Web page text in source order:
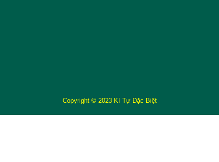
Copyright © 2023 Kí Tự Đặc Biệt